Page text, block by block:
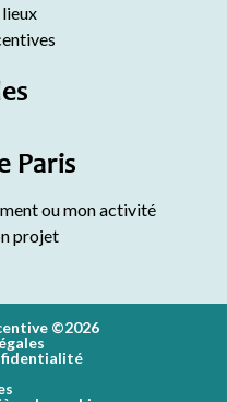
Paris
ou mon activité
projet
©2026